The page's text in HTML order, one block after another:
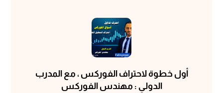
أول خطوة لاحتراف الفوركس ، مع المدرب
الدولي : مهندس الفوركس